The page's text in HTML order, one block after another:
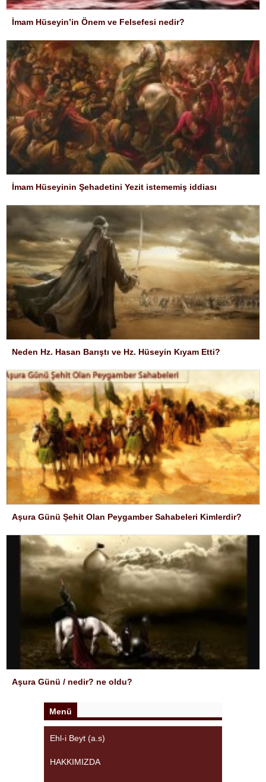
İmam Hüseyin’in Önem ve Felsefesi nedir?
İmam Hüseyinin Şehadetini Yezit istememiş iddiası
Neden Hz. Hasan Barıştı ve Hz. Hüseyin Kıyam Etti?
Aşura Günü Şehit Olan Peygamber Sahabeleri Kimlerdir?
Aşura Günü / nedir? ne oldu?
Menü
Ehl-i Beyt (a.s)
HAKKIMIZDA